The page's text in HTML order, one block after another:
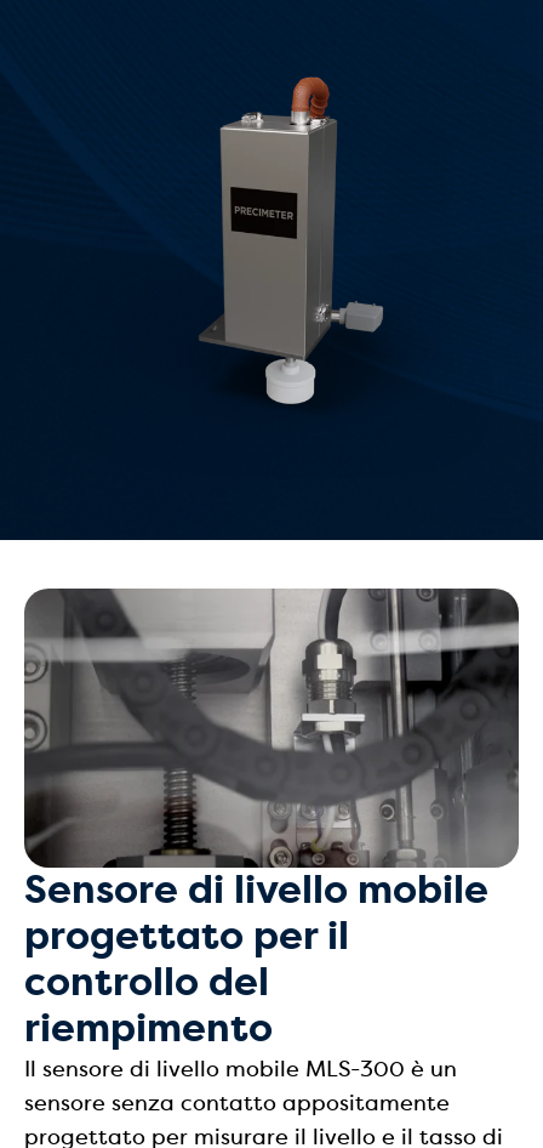
Sensore di livello mobile
progettato per il
controllo del
riempimento
Il sensore di livello mobile MLS-300 è un
sensore senza contatto appositamente
progettato per misurare il livello e il tasso di